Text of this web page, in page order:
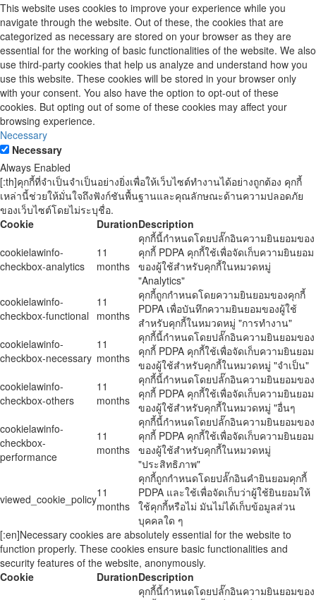
This website uses cookies to improve your experience while you
navigate through the website. Out of these, the cookies that are
categorized as necessary are stored on your browser as they are
essential for the working of basic functionalities of the website. We also
use third-party cookies that help us analyze and understand how you
use this website. These cookies will be stored in your browser only
with your consent. You also have the option to opt-out of these
cookies. But opting out of some of these cookies may affect your
browsing experience.
Necessary
Necessary
Always Enabled
[:th]คุกกี้ที่จำเป็นจำเป็นอย่างยิ่งเพื่อให้เว็บไซต์ทำงานได้อย่างถูกต้อง คุกกี้
เหล่านี้ช่วยให้มั่นใจถึงฟังก์ชันพื้นฐานและคุณลักษณะด้านความปลอดภัย
ของเว็บไซต์โดยไม่ระบุชื่อ.
Cookie
DurationDescription
cookielawinfo-
checkbox-analytics
11
months
คุกกี้นี้กำหนดโดยปลั๊กอินความยินยอมของ
คุกกี้ PDPA คุกกี้ใช้เพื่อจัดเก็บความยินยอม
ของผู้ใช้สำหรับคุกกี้ในหมวดหมู่
"Analytics"
cookielawinfo-
checkbox-functional
11
months
คุกกี้ถูกกำหนดโดยความยินยอมของคุกกี้
PDPA เพื่อบันทึกความยินยอมของผู้ใช้
สำหรับคุกกี้ในหมวดหมู่ "การทำงาน"
cookielawinfo-
checkbox-necessary
11
months
คุกกี้นี้กำหนดโดยปลั๊กอินความยินยอมของ
คุกกี้ PDPA คุกกี้ใช้เพื่อจัดเก็บความยินยอม
ของผู้ใช้สำหรับคุกกี้ในหมวดหมู่ "จำเป็น"
cookielawinfo-
checkbox-others
11
months
คุกกี้นี้กำหนดโดยปลั๊กอินความยินยอมของ
คุกกี้ PDPA คุกกี้ใช้เพื่อจัดเก็บความยินยอม
ของผู้ใช้สำหรับคุกกี้ในหมวดหมู่ "อื่นๆ
cookielawinfo-
checkbox-
performance
11
months
คุกกี้นี้กำหนดโดยปลั๊กอินความยินยอมของ
คุกกี้ PDPA คุกกี้ใช้เพื่อจัดเก็บความยินยอม
ของผู้ใช้สำหรับคุกกี้ในหมวดหมู่
"ประสิทธิภาพ"
viewed_cookie_policy11
months
คุกกี้ถูกกำหนดโดยปลั๊กอินคำยินยอมคุกกี้
PDPA และใช้เพื่อจัดเก็บว่าผู้ใช้ยินยอมให้
ใช้คุกกี้หรือไม่ มันไม่ได้เก็บข้อมูลส่วน
บุคคลใด ๆ
[:en]Necessary cookies are absolutely essential for the website to
function properly. These cookies ensure basic functionalities and
security features of the website, anonymously.
Cookie
DurationDescription
คุกกี้นี้กำหนดโดยปลั๊กอินความยินยอมของ